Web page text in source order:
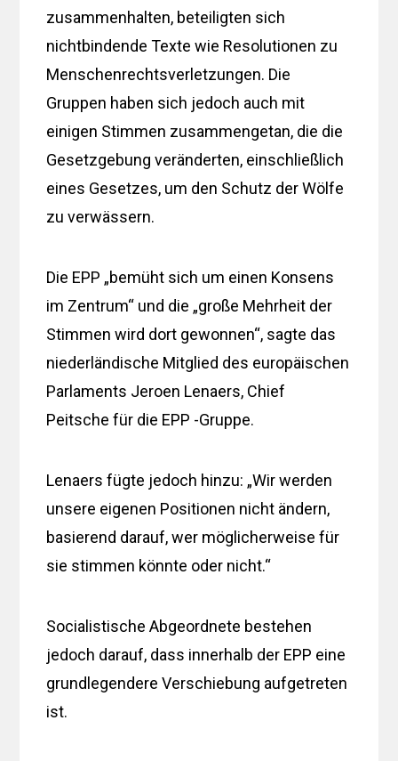
zusammenhalten, beteiligten sich
nichtbindende Texte wie Resolutionen zu
Menschenrechtsverletzungen. Die
Gruppen haben sich jedoch auch mit
einigen Stimmen zusammengetan, die die
Gesetzgebung veränderten, einschließlich
eines Gesetzes, um den Schutz der Wölfe
zu verwässern.
Die EPP „bemüht sich um einen Konsens
im Zentrum“ und die „große Mehrheit der
Stimmen wird dort gewonnen“, sagte das
niederländische Mitglied des europäischen
Parlaments Jeroen Lenaers, Chief
Peitsche für die EPP -Gruppe.
Lenaers fügte jedoch hinzu: „Wir werden
unsere eigenen Positionen nicht ändern,
basierend darauf, wer möglicherweise für
sie stimmen könnte oder nicht.“
Socialistische Abgeordnete bestehen
jedoch darauf, dass innerhalb der EPP eine
grundlegendere Verschiebung aufgetreten
ist.